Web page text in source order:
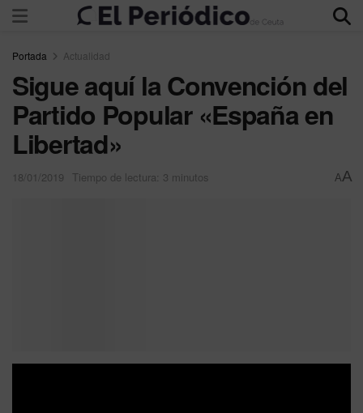
Portada Actualidad
Sigue aquí la Convención del
Partido Popular «España en
Libertad»
18/01/2019 Tiempo de lectura: 3 minutos AA